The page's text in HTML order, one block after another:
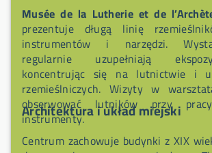
Musée de la Lutherie et de
prezentuje długą linię
instrumentów i narzędzi.
regularnie uzupełniają
koncentrując się na lutnictwie i
rzemieślniczych. Wizyty w
obserwować lutników przy
instrumenty.
Architektura i układ miejski
Centrum zachowuje budynki z XIX